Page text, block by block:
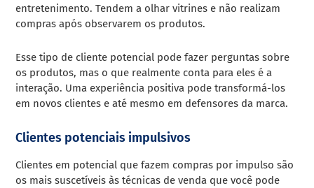
entretenimento. Tendem a olhar vitrines e não realizam
compras após observarem os produtos.
Esse tipo de cliente potencial pode fazer perguntas sobre
os produtos, mas o que realmente conta para eles é a
interação. Uma experiência positiva pode transformá-los
em novos clientes e até mesmo em defensores da marca.
Clientes potenciais impulsivos
Clientes em potencial que fazem compras por impulso são
os mais suscetíveis às técnicas de venda que você pode